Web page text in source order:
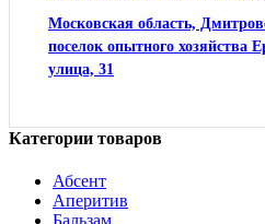
Московская область,
поселок опытного хозяйства
улица, 31
Категории товаров
Абсент
Аперитив